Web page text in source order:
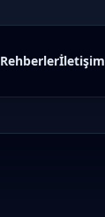
Rehberlerİletişim